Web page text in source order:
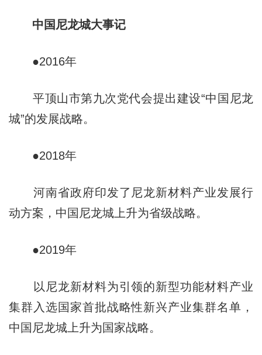
中国尼龙城大事记
●2016年
平顶山市第九次党代会提出建设“中国尼龙
城”的发展战略。
●2018年
河南省政府印发了尼龙新材料产业发展行
动方案，中国尼龙城上升为省级战略。
●2019年
以尼龙新材料为引领的新型功能材料产业
集群入选国家首批战略性新兴产业集群名单，
中国尼龙城上升为国家战略。